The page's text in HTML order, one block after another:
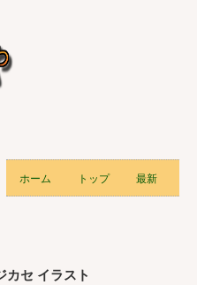
ホーム トップ 最新
カセ イラスト